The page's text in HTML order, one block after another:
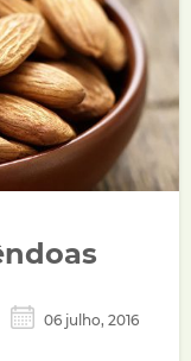
06 julho, 2016